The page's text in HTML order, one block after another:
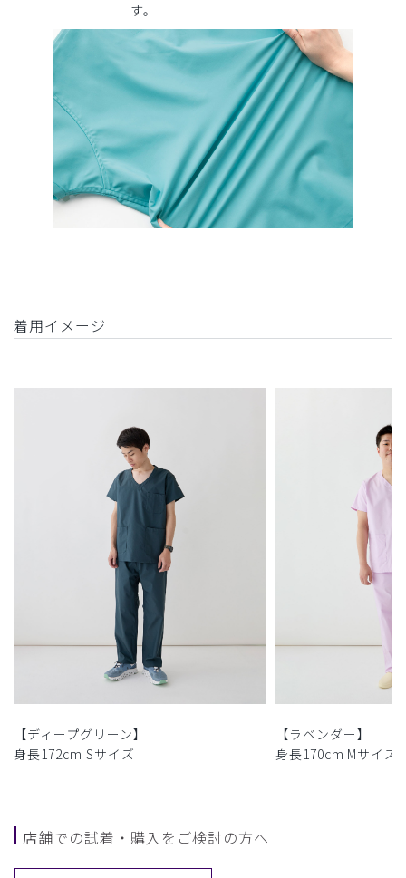
す。
着用イメージ
【ディープグリーン】
身長172cm Sサイズ
【ラベンダー】
身長170cm Mサイズ
店舗での試着・購入をご検討の方へ